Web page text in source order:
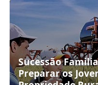
Sucessão
Preparar os